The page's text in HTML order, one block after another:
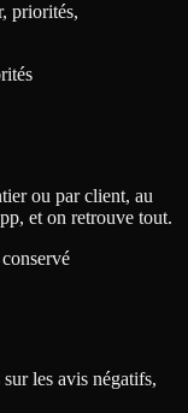
priorités,
ou par client, au
et on retrouve tout.
les avis négatifs,